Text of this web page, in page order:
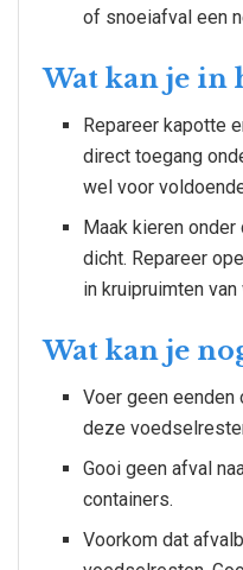
of snoeiafval een
Wat kan je in
Repareer kapotte
direct toegang
wel voor
Maak kieren
dicht. Repareer
in kruipruimten van
Wat kan je
Voer geen
deze
Gooi geen afval
containers.
Voorkom dat